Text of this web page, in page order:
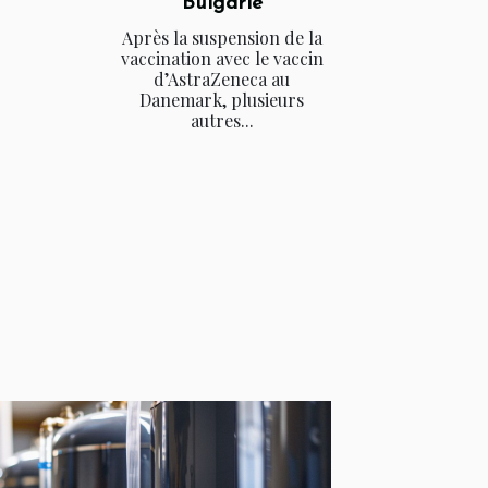
Après la suspension de la
vaccination avec le vaccin
d’AstraZeneca au
Danemark, plusieurs
autres...